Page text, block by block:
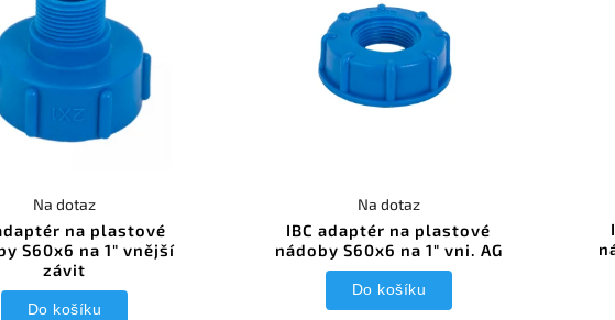
na plastové
S60x6 na 1" vnější
závit
Na dotaz
Do košíku
IBC adaptér na plastové
nádoby S60x6 na 1" vni. AG
Na dotaz
Do košíku